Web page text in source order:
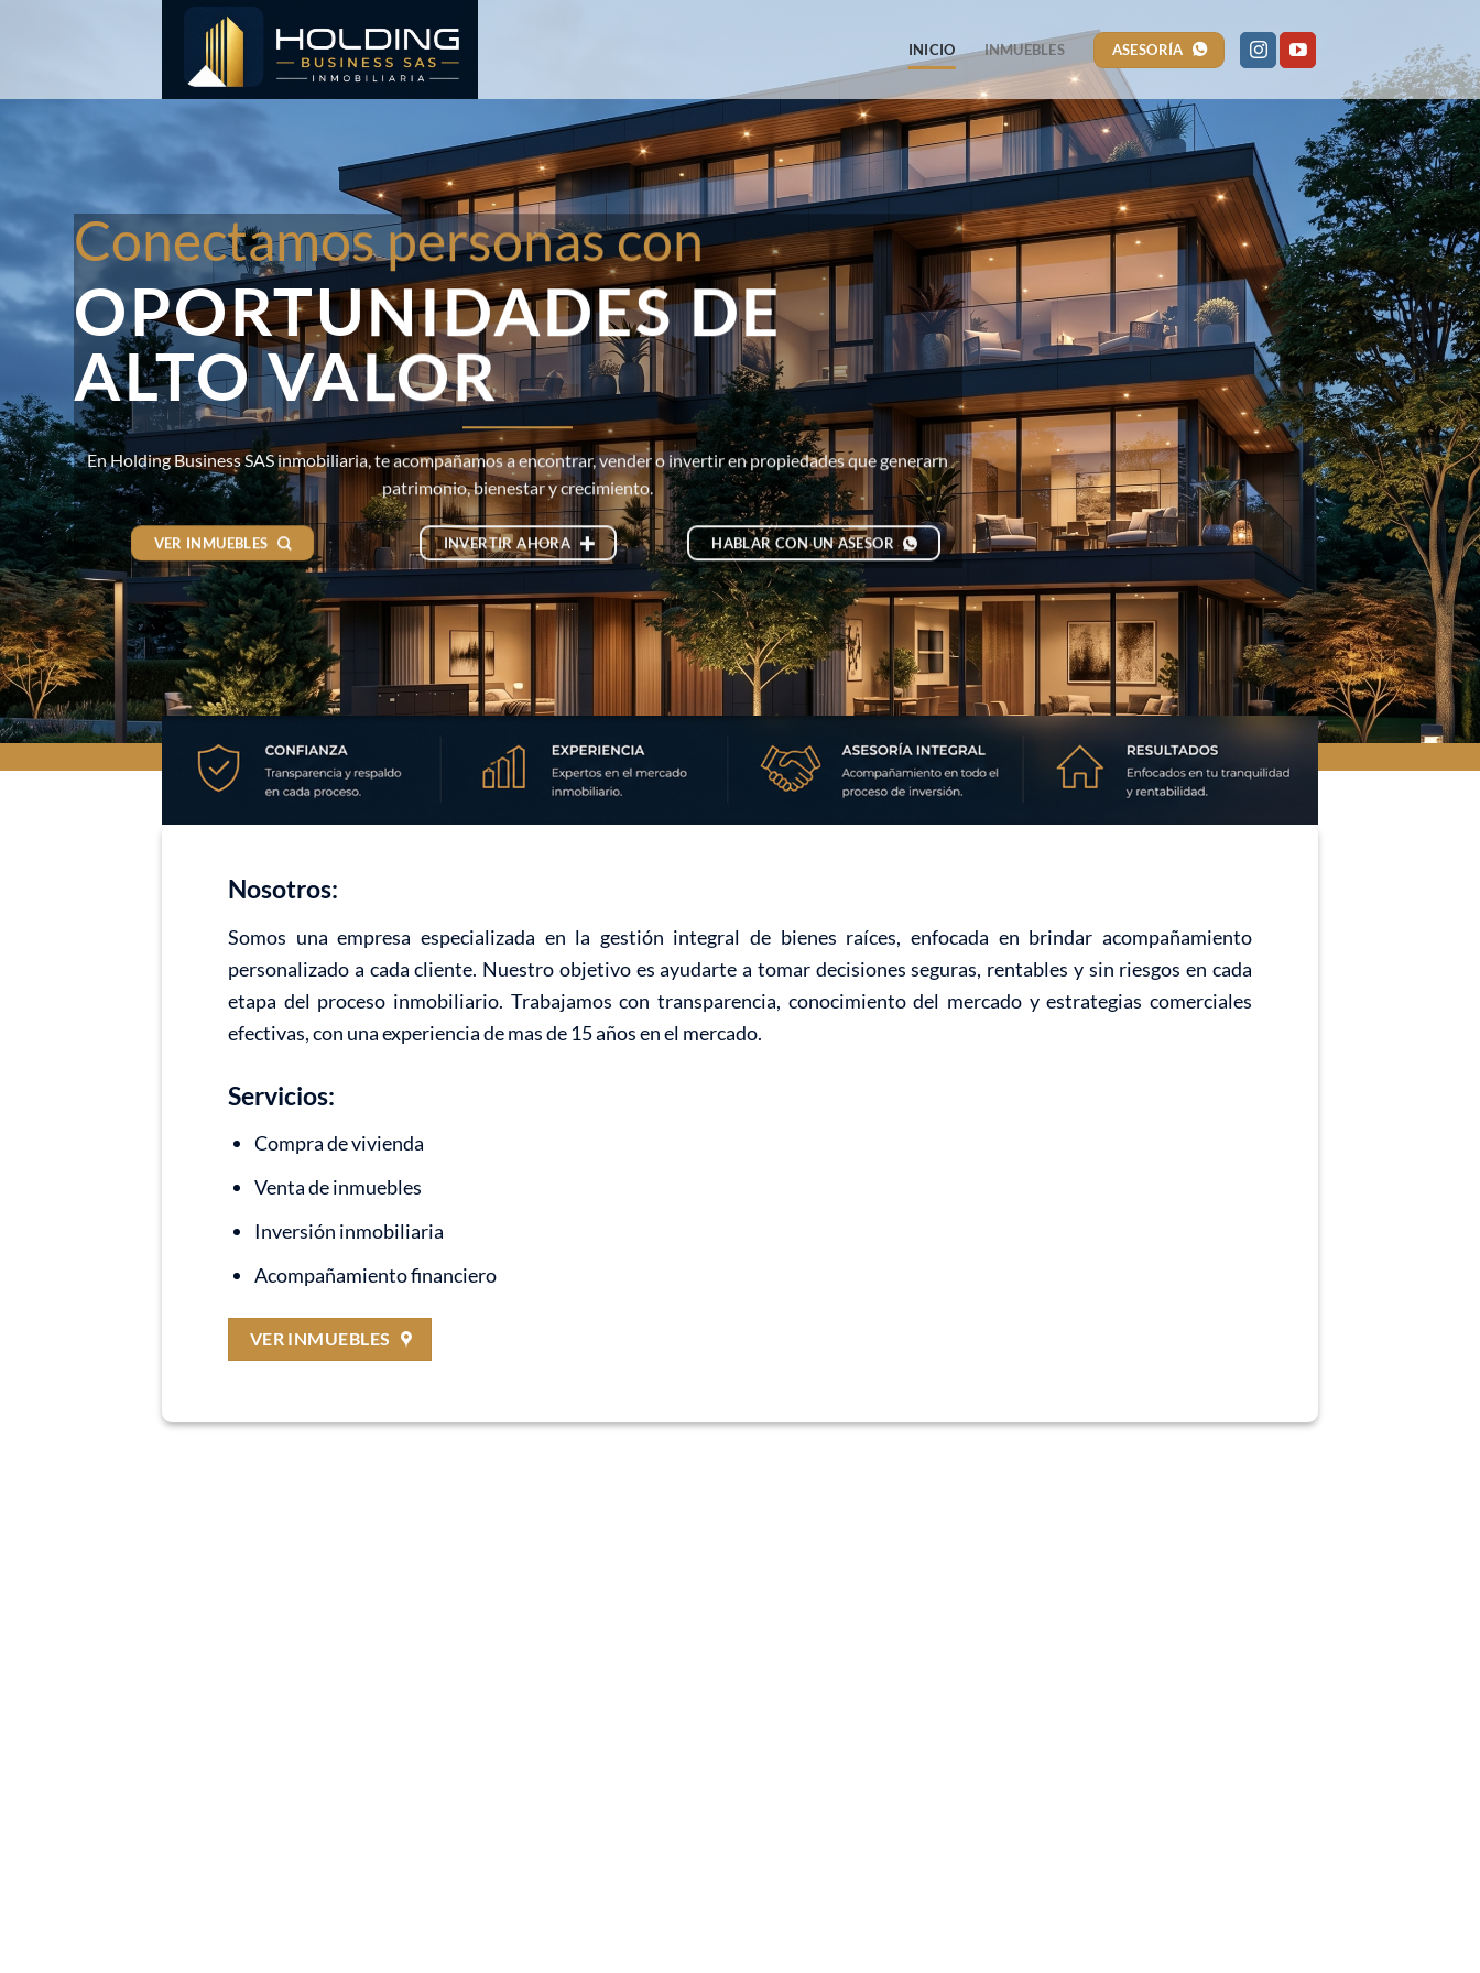
INICIO INMUEBLES ASESORÍA
Conectamos personas con
OPORTUNIDADES DE
ALTO VALOR
En Holding Business SAS inmobiliaria, te acompañamos a encontrar, vender o invertir en propiedades que generarn
patrimonio, bienestar y crecimiento.
VER INMUEBLES INVERTIR AHORA HABLAR CON UN ASESOR
Nosotros:
Somos una empresa especializada en la gestión integral de bienes raíces, enfocada en brindar acompañamiento
personalizado a cada cliente. Nuestro objetivo es ayudarte a tomar decisiones seguras, rentables y sin riesgos en cada
etapa del proceso inmobiliario. Trabajamos con transparencia, conocimiento del mercado y estrategias comerciales
efectivas, con una experiencia de mas de 15 años en el mercado.
Servicios:
Compra de vivienda
Venta de inmuebles
Inversión inmobiliaria
Acompañamiento financiero
VER INMUEBLES